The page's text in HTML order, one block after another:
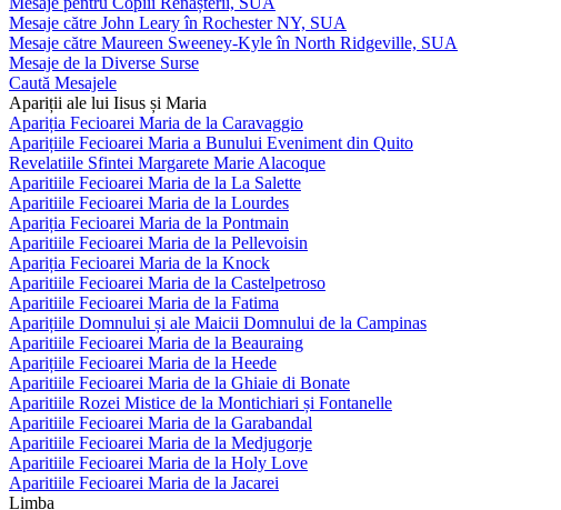
Mesaje către John Leary în Rochester NY, SUA
Mesaje către Maureen Sweeney-Kyle în North Ridgeville, SUA
Mesaje de la Diverse Surse
Caută Mesajele
Apariții ale lui Iisus și Maria
Apariția Fecioarei Maria de la Caravaggio
Aparițiile Fecioarei Maria a Bunului Eveniment din Quito
Revelatiile Sfintei Margarete Marie Alacoque
Aparitiile Fecioarei Maria de la La Salette
Aparitiile Fecioarei Maria de la Lourdes
Apariția Fecioarei Maria de la Pontmain
Aparitiile Fecioarei Maria de la Pellevoisin
Apariția Fecioarei Maria de la Knock
Aparitiile Fecioarei Maria de la Castelpetroso
Aparitiile Fecioarei Maria de la Fatima
Aparițiile Domnului și ale Maicii Domnului de la Campinas
Aparitiile Fecioarei Maria de la Beauraing
Aparițiile Fecioarei Maria de la Heede
Aparitiile Fecioarei Maria de la Ghiaie di Bonate
Aparitiile Rozei Mistice de la Montichiari și Fontanelle
Aparitiile Fecioarei Maria de la Garabandal
Aparitiile Fecioarei Maria de la Medjugorje
Aparitiile Fecioarei Maria de la Holy Love
Aparitiile Fecioarei Maria de la Jacarei
Limba